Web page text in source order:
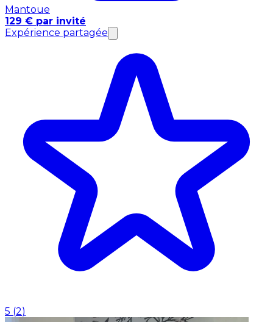
Mantoue
129 € par invité
Expérience partagée
5 (2)